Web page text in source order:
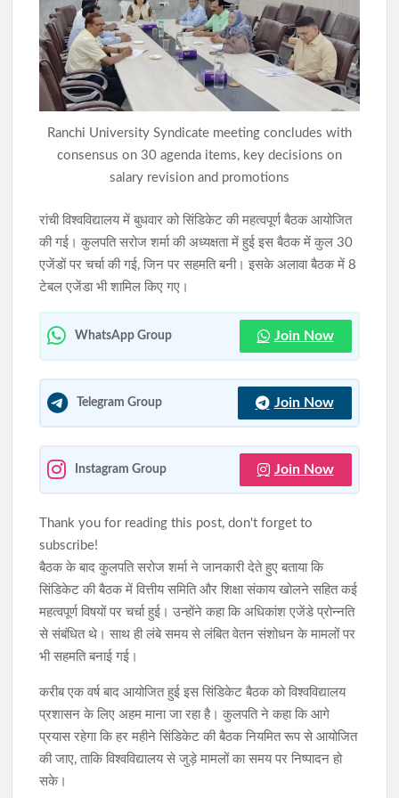
विधानसभा घेराव को लेकर रांची में कड़ी सुरक्षा, अरगोड़ा से विधानसभा तक
तीन-स्तरीय बैरिकेडिंग
रांची : क्या टलेगा कल का स्टूडेंट प्रोटेस्ट? आज की रात बेहद अहम, सरकार
Ranchi University Syndicate meeting concludes with
consensus on 30 agenda items, key decisions on
salary revision and promotions
रांची विश्वविद्यालय में बुधवार को सिंडिकेट की महत्वपूर्ण बैठक आयोजित
की गई। कुलपति सरोज शर्मा की अध्यक्षता में हुई इस बैठक में कुल 30
एजेंडों पर चर्चा की गई, जिन पर सहमति बनी। इसके अलावा बैठक में 8
टेबल एजेंडा भी शामिल किए गए।
WhatsApp Group Join Now
Telegram Group Join Now
Instagram Group Join Now
Thank you for reading this post, don't forget to
subscribe!
बैठक के बाद कुलपति सरोज शर्मा ने जानकारी देते हुए बताया कि
सिंडिकेट की बैठक में वित्तीय समिति और शिक्षा संकाय खोलने सहित कई
महत्वपूर्ण विषयों पर चर्चा हुई। उन्होंने कहा कि अधिकांश एजेंडे प्रोन्नति
से संबंधित थे। साथ ही लंबे समय से लंबित वेतन संशोधन के मामलों पर
भी सहमति बनाई गई।
करीब एक वर्ष बाद आयोजित हुई इस सिंडिकेट बैठक को विश्वविद्यालय
प्रशासन के लिए अहम माना जा रहा है। कुलपति ने कहा कि आगे
प्रयास रहेगा कि हर महीने सिंडिकेट की बैठक नियमित रूप से आयोजित
की जाए, ताकि विश्वविद्यालय से जुड़े मामलों का समय पर निष्पादन हो
सके।